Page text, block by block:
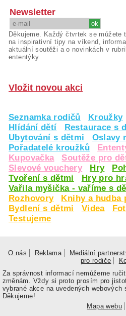
Newsletter
Děkujeme. Každý čtvrtek se můžete
na inspirativní tipy na víkend,
aktuální soutěži a o novinkách v
ententýky.
Vložit novou akci
Seznamka rodičů Kroužky
Hlídání dětí
Restaurace s
Ubytování s dětmi
Oslavy
Pořadatelé kroužků
Kupovačka
Soutěže pro
Slevové vouchery
Hry
Tvoření s dětmi
Hry pro
Vařila myšička - vaříme s
Rozhovory
Knihy a hudba
Bydlení s dětmi
Videa
Testujeme
O nás Reklama Mediální
pro rodiče
Za správnost informací nemůžeme
změnám. Vždy si proto prosím pro
vybrané akce na uvedených webových
Děkujeme!
Mapa webu